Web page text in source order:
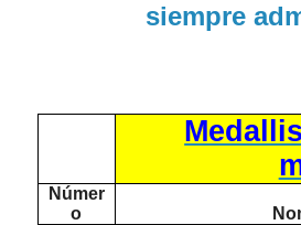
siempre
Númer
o